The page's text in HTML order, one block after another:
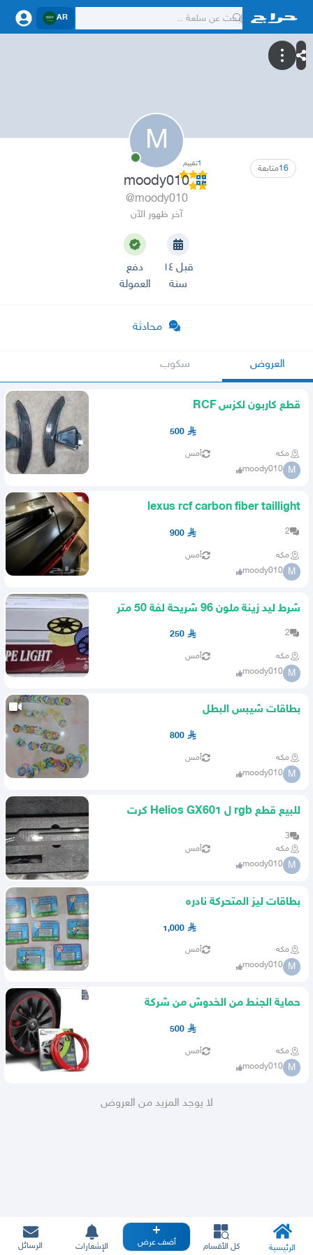
AR
M
16متابعة 1تقييم
moody010
@moody010
آخر ظهور الآن
قبل ١٤
سنة
دفع
العمولة
محادثة
العروض سكوب
قطع كاربون لكزس RCF
500
مكه أمس
M
moody010
lexus rcf carbon fiber taillight
2
900
مكه أمس
M
moody010
شرط ليد زينة ملون 96 شريحة لفة 50 متر
2
250
مكه أمس
M
moody010
بطاقات شيبس البطل
800
مكه أمس
M
moody010
للبيع قطع rgb ل Helios GX601 كرت
3
مكه
أمس
M
moody010
بطاقات ليز المتحركة نادره
1,000
مكه أمس
M
moody010
حماية الجنط من الخدوش من شركة
500
مكه أمس
M
moody010
لا يوجد المزيد من العروض
الرئيسية كل الأقسام أضف عرض الإشعارات الرسائل